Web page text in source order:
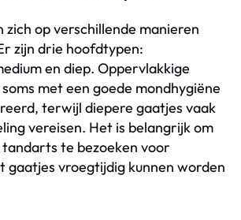
zich op verschillende manieren
zijn drie hoofdtypen:
en diep. Oppervlakkige
met een goede mondhygiëne
terwijl diepere gaatjes vaak
vereisen. Het is belangrijk om
te bezoeken voor
gaatjes vroegtijdig kunnen worden